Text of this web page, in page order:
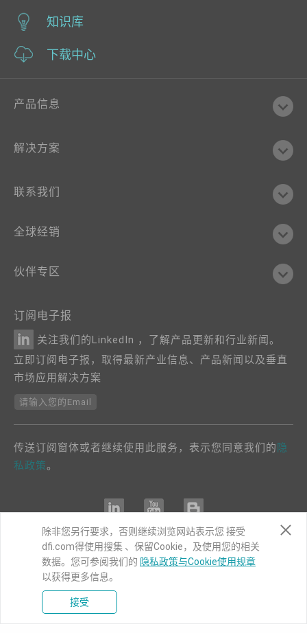
知识库
下载中心
产品信息
解决方案
联系我们
全球经销
伙伴专区
订阅电子报
关注我们的LinkedIn ，了解产品更新和行业新闻。
立即订阅电子报，取得最新产业信息、产品新闻以及垂直
市场应用解决方案
请输入您的Email
传送订阅窗体或者继续使用此服务，表示您同意我们的 隐
私政策。
COPYRIGHT©DFI2024. ALL RIGHTS RESERVED.
|隐私权政策
除非您另行要求，否则继续浏览网站表示您 接受
dfi.com得使用搜集 、保留Cookie，及使用您的相关
数据。您可参阅我们的 隐私政策与Cookie使用规章
以获得更多信息。
接受